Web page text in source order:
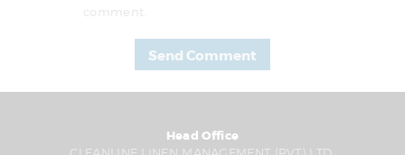
comment.
Head Office
CLEANLINE LINEN MANAGEMENT (PVT) LTD.